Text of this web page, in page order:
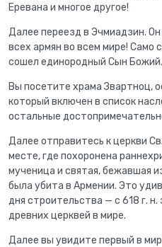
Еревана и многое другое!
Далее переезд в Эчмиадзин.
всех армян во всем мире! Само
сошел единородный Сын Божий.
Вы посетите храма Звартноц,
который включен в список
остальные
Далее отправитесь к церкви
месте, где похоронена
мученица и святая, бежавшая
была убита в Армении. Это
дня строительства — с 618 г.
древних церквей в мире.
Далее вы увидите первый в